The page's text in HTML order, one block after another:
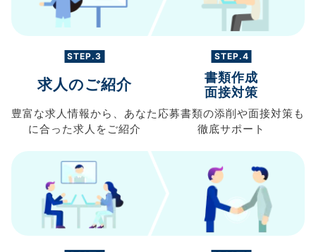
STEP.3
求人のご紹介
豊富な求人情報から、 あなた
に合った求人を ご紹介
STEP.4
書類作成
面接対策
応募書類の添削や面接対策も
徹底サポート